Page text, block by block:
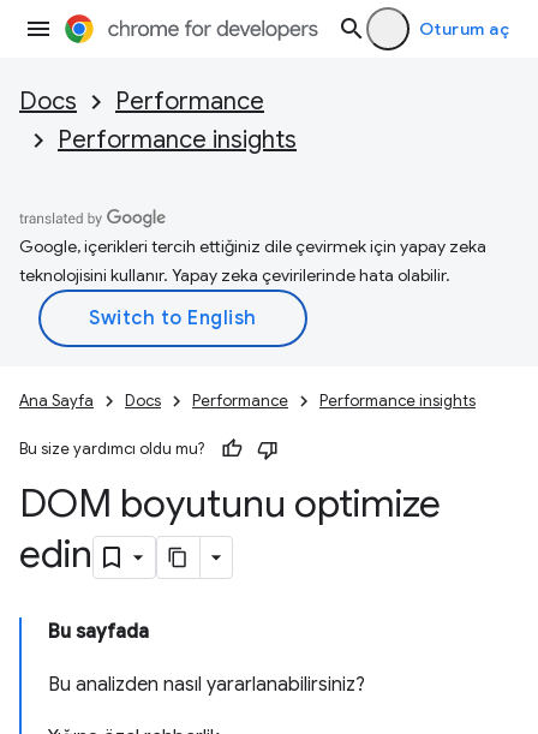
Oturum aç
Docs
Performance
Performance insights
Google, içerikleri tercih ettiğiniz dile çevirmek için yapay zeka
teknolojisini kullanır. Yapay zeka çevirilerinde hata olabilir.
Ana Sayfa Docs Performance Performance insights
Bu size yardımcı oldu mu?
DOM boyutunu optimize
edin
Bu sayfada
Bu analizden nasıl yararlanabilirsiniz?